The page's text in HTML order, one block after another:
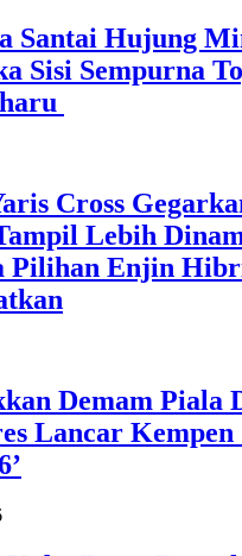
Santai Hujung
Sisi Sempurna
Cross
Lebih
Pilihan Enjin
Demam Piala
Lancar Kempen